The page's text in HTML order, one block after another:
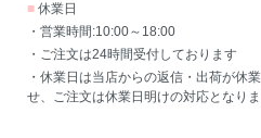
■ 休業日
・営業時間:10:00～18:00
・ご注文は24時間受付しております
・休業日は当店からの返信・出荷が休
せ、ご注文は休業日明けの対応となり